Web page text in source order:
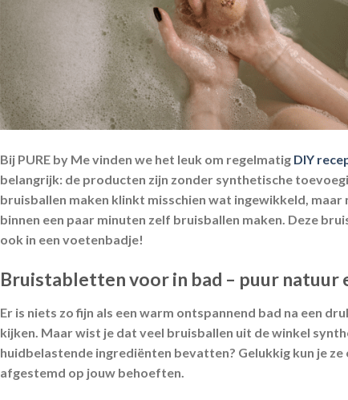
Bij PURE by Me vinden we het leuk om regelmatig DIY
belangrijk: de producten zijn zonder synthetische
bruisballen maken klinkt misschien wat ingewikkeld,
binnen een paar minuten zelf bruisballen maken. Deze
ook in een voetenbadje!
Bruistabletten voor in bad – puur natuur
Er is niets zo fijn als een warm ontspannend bad na een
kijken. Maar wist je dat veel bruisballen uit de winkel
huidbelastende ingrediënten bevatten? Gelukkig kun je
afgestemd op jouw behoeften.